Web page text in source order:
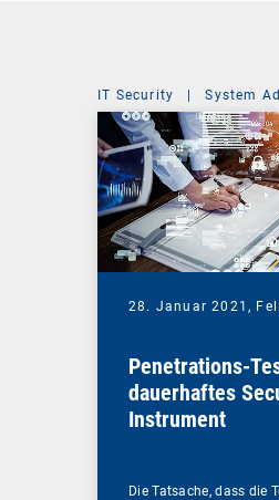
IT Security System
28. Januar 2021,
Penetrations-
dauerhaftes
Instrument
Die Tatsache, dass die